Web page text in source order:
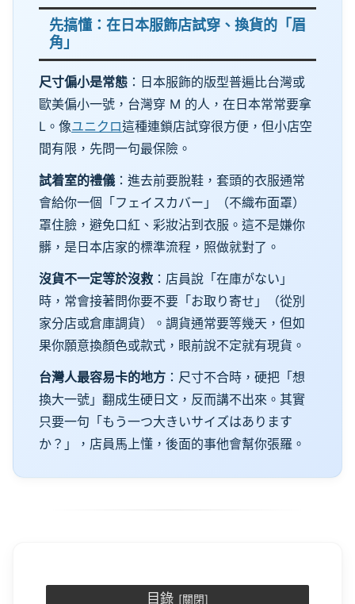
先搞懂：在日本服飾店試穿、換貨的「眉
角」
尺寸偏小是常態 ：日本服飾的版型普遍比台灣或
歐美偏小一號，台灣穿 M 的人，在日本常常要拿
L。像ユニクロ這種連鎖店試穿很方便，但小店空
間有限，先問一句最保險。
試着室的禮儀 ：進去前要脫鞋，套頭的衣服通常
會給你一個「フェイスカバー」（不織布面罩）
罩住臉，避免口紅、彩妝沾到衣服。這不是嫌你
髒，是日本店家的標準流程，照做就對了。
沒貨不一定等於沒救 ：店員說「在庫がない」
時，常會接著問你要不要「お取り寄せ」（從別
家分店或倉庫調貨）。調貨通常要等幾天，但如
果你願意換顏色或款式，眼前說不定就有現貨。
台灣人最容易卡的地方 ：尺寸不合時，硬把「想
換大一號」翻成生硬日文，反而講不出來。其實
只要一句「もう一つ大きいサイズはあります
か？」，店員馬上懂，後面的事他會幫你張羅。
目錄